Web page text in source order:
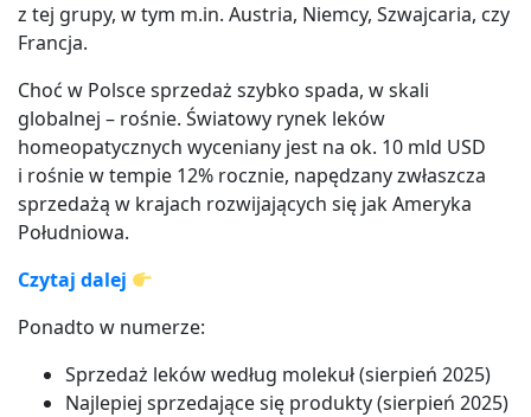
z tej grupy, w tym m.in. Austria, Niemcy, Szwajcaria, czy
Francja.
Choć w Polsce sprzedaż szybko spada, w skali
globalnej – rośnie. Światowy rynek leków
homeopatycznych wyceniany jest na ok. 10 mld USD
i rośnie w tempie 12% rocznie, napędzany zwłaszcza
sprzedażą w krajach rozwijających się jak Ameryka
Południowa.
Czytaj dalej
Ponadto w numerze:
Sprzedaż leków według molekuł (sierpień 2025)
Najlepiej sprzedające się produkty (sierpień 2025)